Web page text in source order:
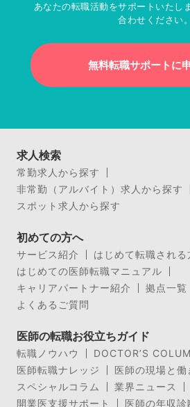
あなたの転職活動をサポートいたし
合わせください。
無料転職サポートに
求人検索
常勤求人から探す
非常勤（アルバイト）求人から探す
スポット求人から探す
初めての方へ
サービス紹介
はじめて転職される
はじめての医師転職マニュアル
キャリアパートナー紹介
拠点一覧
よくあるご質問
医師の転職お役立ちガイド
転職ノウハウ
DOCTOR’S
医師転職ナレッジ
医師の現場と働
スペシャルコラム
業界ニュース
開業医支援サポート
医師の年収診